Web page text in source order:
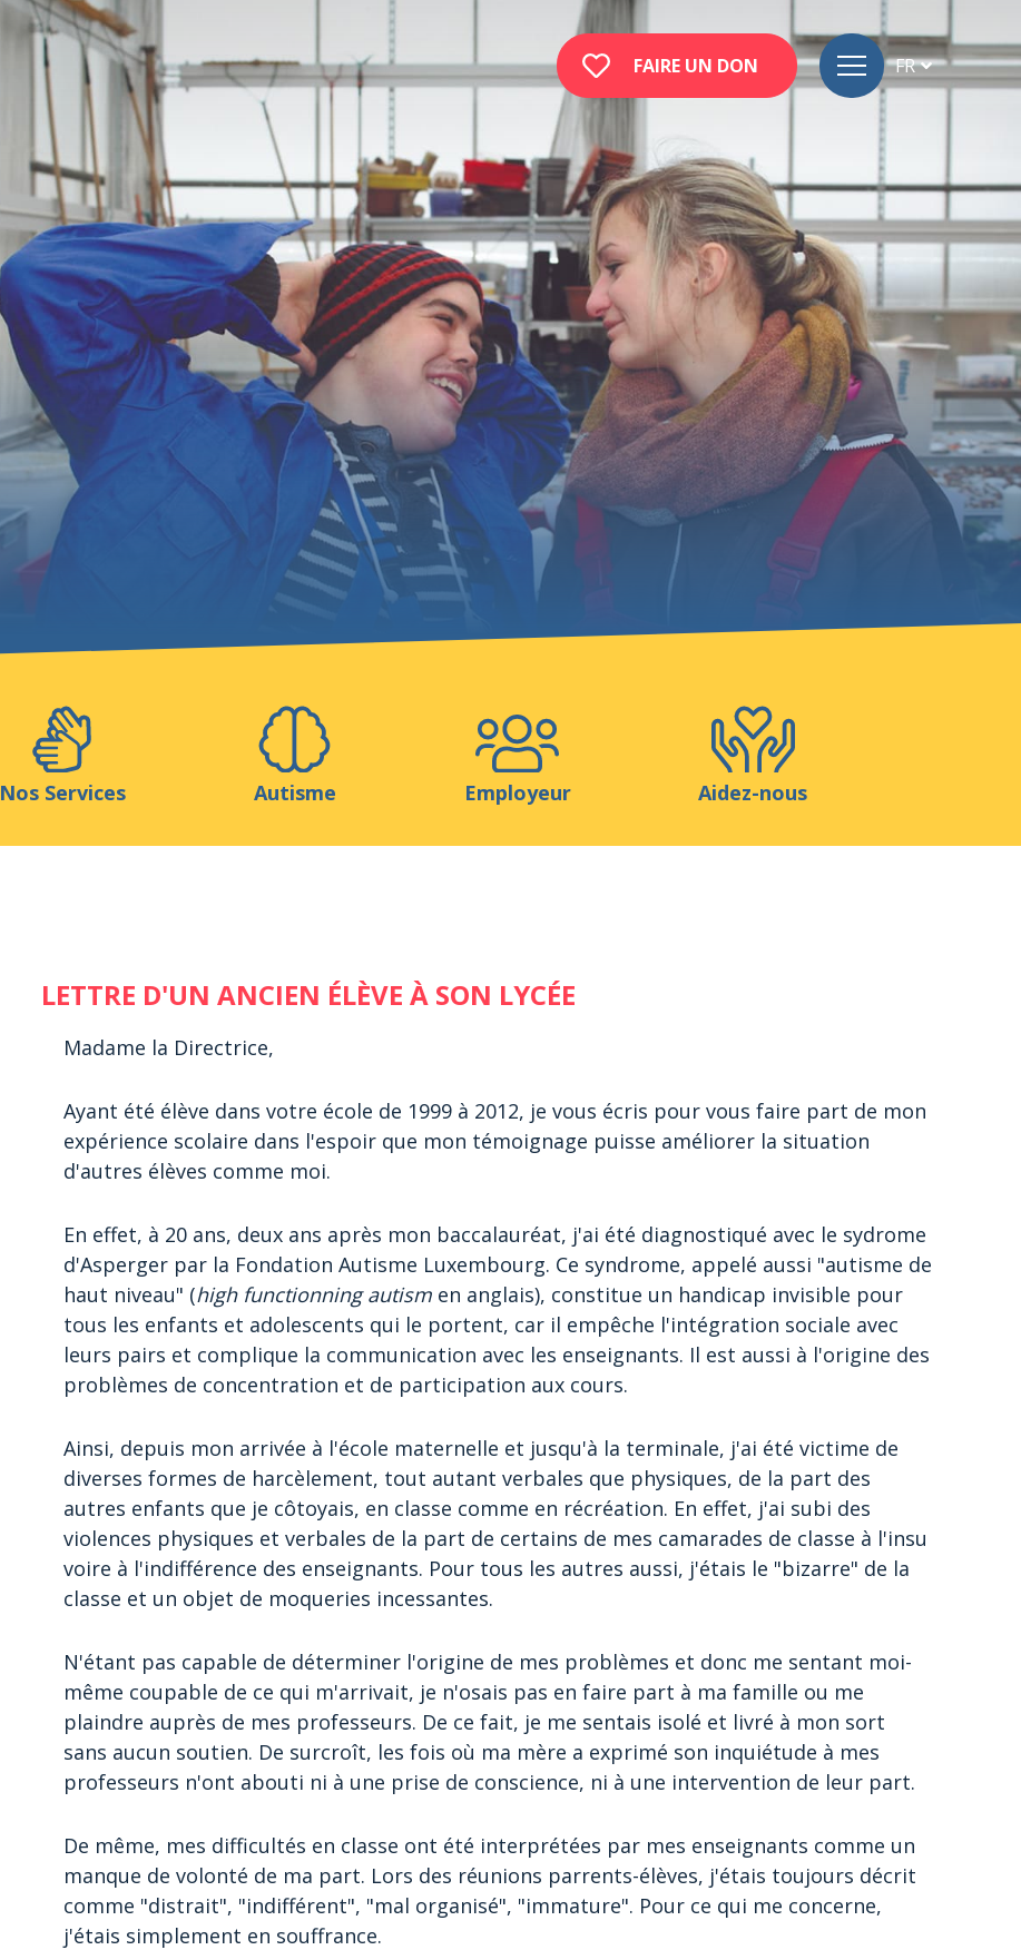
FAIRE UN DON FR
Accueil
Fondation
Services
Autisme
Employeur
Aidez-nous
Nos Services Autisme Employeur Aidez-nous
LETTRE D'UN ANCIEN ÉLÈVE À SON LYCÉE
Madame la Directrice,
Ayant été élève dans votre école de 1999 à 2012, je vous écris pour vous faire part de mon
expérience scolaire dans l'espoir que mon témoignage puisse améliorer la situation
d'autres élèves comme moi.
En effet, à 20 ans, deux ans après mon baccalauréat, j'ai été diagnostiqué avec le sydrome
d'Asperger par la Fondation Autisme Luxembourg. Ce syndrome, appelé aussi "autisme de
haut niveau" (high functionning autismen anglais), constitue un handicap invisible pour
tous les enfants et adolescents qui le portent, car il empêche l'intégration sociale avec
leurs pairs et complique la communication avec les enseignants. Il est aussi à l'origine des
problèmes de concentration et de participation aux cours.
Ainsi, depuis mon arrivée à l'école maternelle et jusqu'à la terminale, j'ai été victime de
diverses formes de harcèlement, tout autant verbales que physiques, de la part des
autres enfants que je côtoyais, en classe comme en récréation. En effet, j'ai subi des
violences physiques et verbales de la part de certains de mes camarades de classe à l'insu
voire à l'indifférence des enseignants. Pour tous les autres aussi, j'étais le "bizarre" de la
classe et un objet de moqueries incessantes.
N'étant pas capable de déterminer l'origine de mes problèmes et donc me sentant moi-
même coupable de ce qui m'arrivait, je n'osais pas en faire part à ma famille ou me
plaindre auprès de mes professeurs. De ce fait, je me sentais isolé et livré à mon sort
sans aucun soutien. De surcroît, les fois où ma mère a exprimé son inquiétude à mes
professeurs n'ont abouti ni à une prise de conscience, ni à une intervention de leur part.
De même, mes difficultés en classe ont été interprétées par mes enseignants comme un
manque de volonté de ma part. Lors des réunions parrents-élèves, j'étais toujours décrit
comme "distrait", "indifférent", "mal organisé", "immature". Pour ce qui me concerne,
j'étais simplement en souffrance.